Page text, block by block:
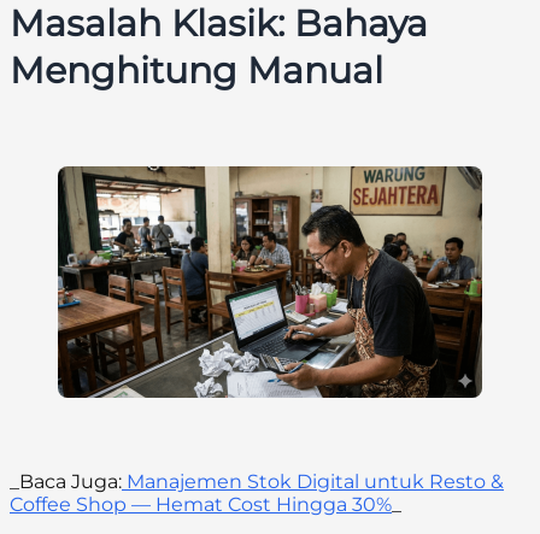
Masalah Klasik: Bahaya
Menghitung Manual
_Baca Juga: Manajemen Stok Digital untuk Resto &
Coffee Shop — Hemat Cost Hingga 30%